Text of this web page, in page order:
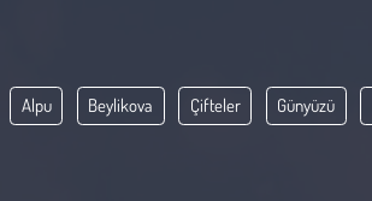
Alpu Beylikova Çifteler Günyüzü